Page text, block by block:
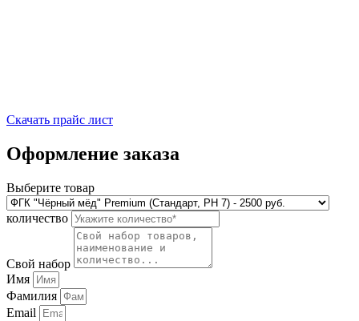
Скачать прайс лист
Оформление заказа
Выберите товар
количество
Свой набор
Имя
Фамилия
Email